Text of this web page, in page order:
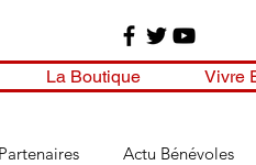
La Boutique Vivre
Partenaires Actu Bénévoles